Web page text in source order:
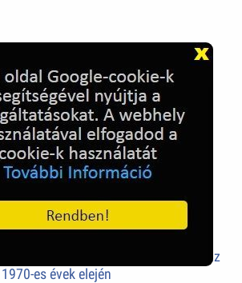
Pisai ferde torony
2025. Oct. 28.
Szeged
Siófok, mielőtt beépült az Aranypart az
1970-es évek elején